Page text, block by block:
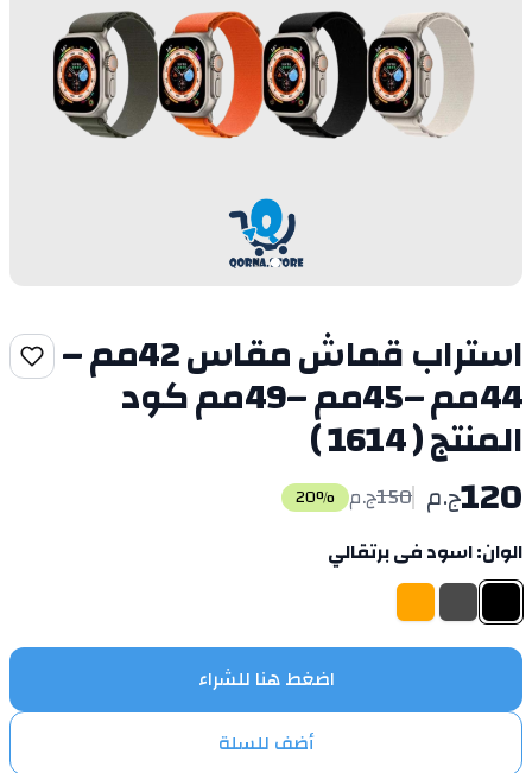
استراب قماش مقاس 42مم –
44مم –45مم –49مم كود
المنتج ( 1614 )
120ج.م 150ج.م 20%
الوان: اسود فى برتقالي
اختر لون
اسود فى برتقالي
رصاصيبرتقالي
اضغط هنا للشراء
أضف للسلة